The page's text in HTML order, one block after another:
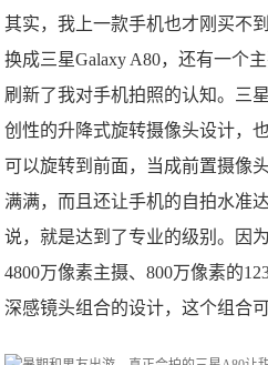
其实，我上一款手机也才刚买不
换成三星Galaxy A80，还有一个
刷新了我对手机拍照的认知。三
创性的升降式旋转摄像头设计，
可以旋转到前面，当成前置摄像
满满，而且还让手机的自拍水准
说，就是达到了专业的级别。因
4800万像素主摄、800万像素的
深感镜头组合的设计，这个组合